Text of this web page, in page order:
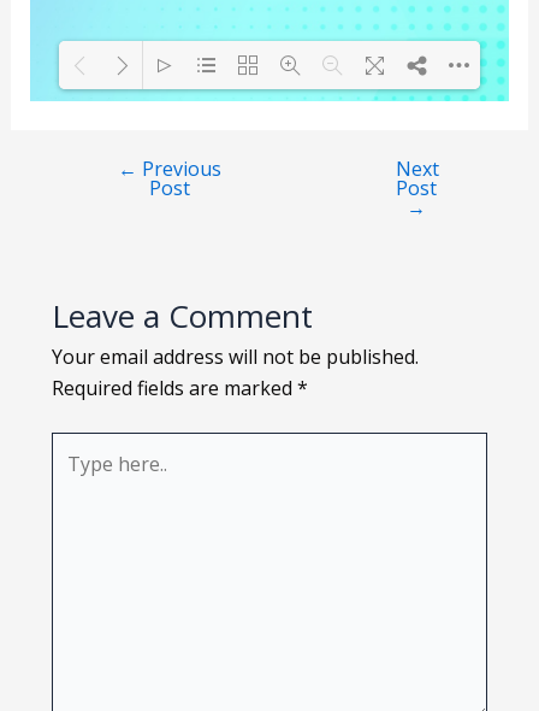
← Previous
Post
Next
Post
→
Leave a Comment
Your email address will not be published.
Required fields are marked *
here..